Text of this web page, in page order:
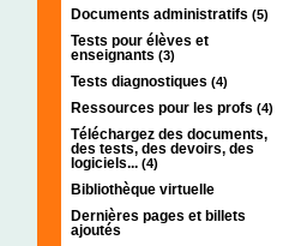
Documents administratifs (5)
Tests pour élèves et
enseignants (3)
Tests diagnostiques (4)
Ressources pour les profs (4)
Téléchargez des documents,
des tests, des devoirs, des
logiciels... (4)
Bibliothèque virtuelle
Dernières pages et billets
ajoutés